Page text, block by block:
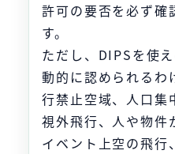
許可の要否を必ず確
す。
ただし、DIPSを使
動的に認められるわ
行禁止空域、人口集
視外飛行、人や物件
イベント上空の飛行